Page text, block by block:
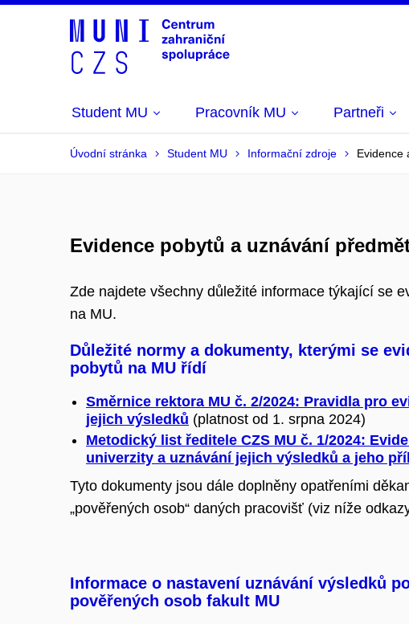
Student MU Pracovník MU Partneři
Úvodní stránka Student MU Informační zdroje Evidence
Evidence pobytů a uznávání
Zde najdete všechny důležité informace týkající se
na MU.
Důležité normy a dokumenty, kterými se
pobytů na MU řídí
Směrnice rektora MU č. 2/2024: Pravidla pro
jejich výsledků (platnost od 1. srpna 2024)
Metodický list ředitele CZS MU č. 1/2024:
univerzity a uznávání jejich výsledků a jeho
Tyto dokumenty jsou dále doplněny opatřeními
„pověřených osob“ daných pracovišť (viz níže
Informace o nastavení uznávání výsledků
pověřených osob fakult MU